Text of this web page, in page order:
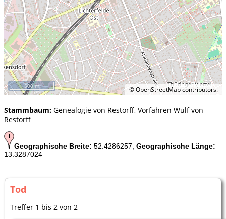
©OpenStreetMapcontributors.
500 m
Stammbaum: Genealogie von Restorff, Vorfahren Wulf von
Restorff
Geographische Breite: 52.4286257, Geographische Länge:
13.3287024
Tod
Treffer 1 bis 2 von 2